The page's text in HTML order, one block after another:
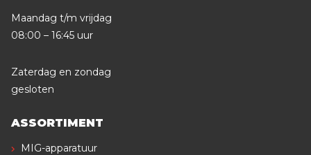
Maandag t/m vrijdag
08:00 – 16:45 uur
Zaterdag en zondag
gesloten
ASSORTIMENT
MIG-apparatuur